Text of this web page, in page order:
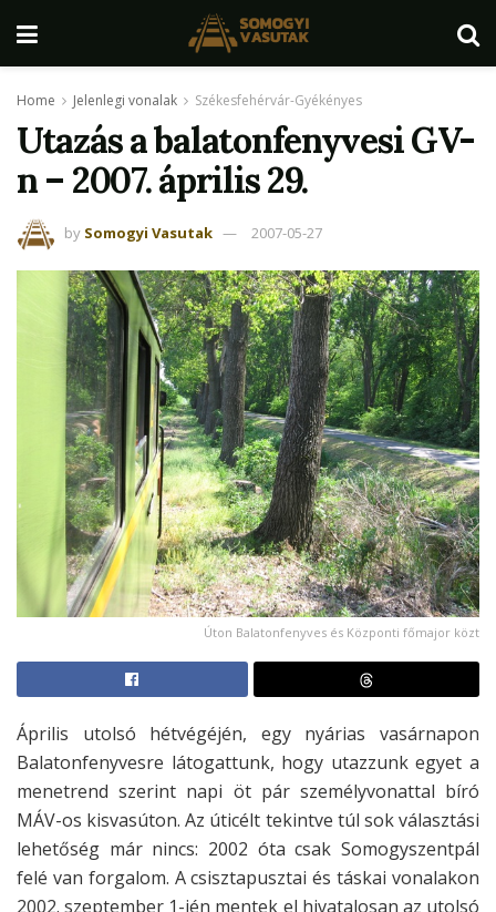
Home Jelenlegi vonalak Székesfehérvár-Gyékényes
Utazás a balatonfenyvesi GV-
n – 2007. április 29.
by Somogyi Vasutak 2007-05-27
Úton Balatonfenyves és Központi főmajor közt
Április utolsó hétvégéjén, egy nyárias vasárnapon
Balatonfenyvesre látogattunk, hogy utazzunk egyet a
menetrend szerint napi öt pár személyvonattal bíró
MÁV-os kisvasúton. Az úticélt tekintve túl sok választási
lehetőség már nincs: 2002 óta csak Somogyszentpál
felé van forgalom. A csisztapusztai és táskai vonalakon
2002. szeptember 1-jén mentek el hivatalosan az utolsó